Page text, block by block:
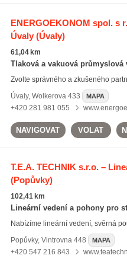
ENERGOEKONOM spol. s
Úvaly(Úvaly)
61,04 km
Tlaková a vakuová průmyslová
Zvolte správného a zkušeného
Úvaly, Wolkerova 433 MAPA
+420 281 981 055
NAVIGOVAT VOLAT
T.E.A. TECHNIK s.r.o. –
(Popůvky)
102,41 km
Lineární vedení a pohony pro
Nabízíme lineární vedení, svěrná
Popůvky, Vintrovna 448 MAPA
+420 547 216 843